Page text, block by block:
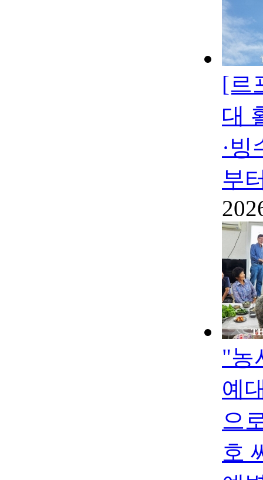
[르
대
·
부
"농
예
으
호